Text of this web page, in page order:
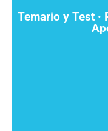
Temario y Test